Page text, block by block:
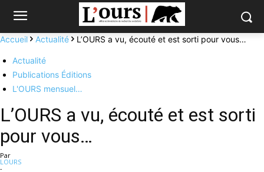
Accueil Actualité L’OURS a vu, écouté et est sorti pour vous…
Actualité
Publications Éditions
L'OURS mensuel…
L’OURS a vu, écouté et est sorti
pour vous…
Par
LOURS
-